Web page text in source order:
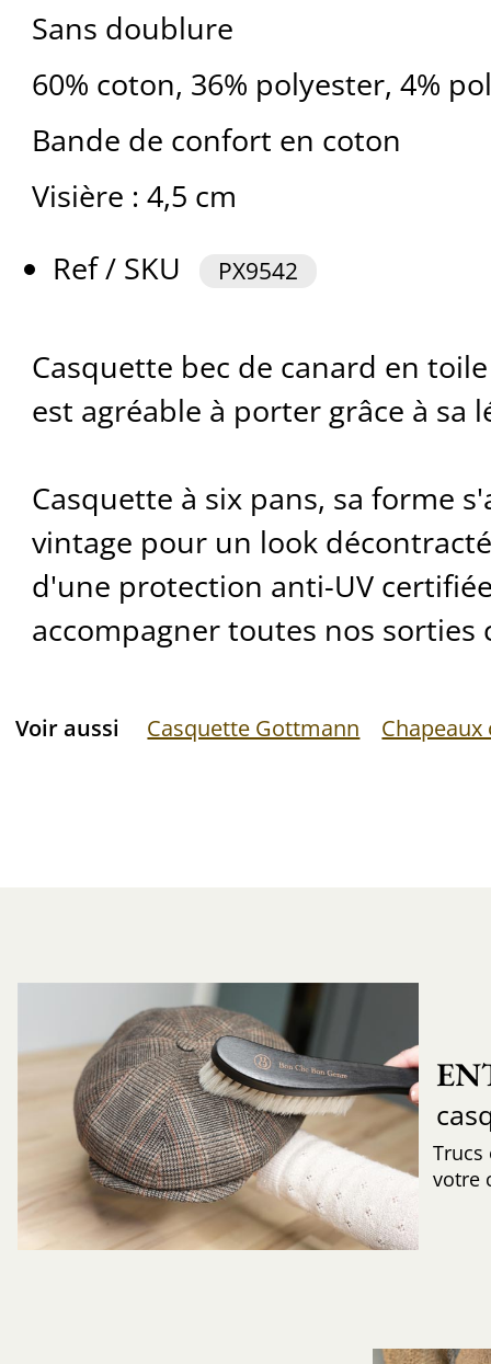
Sans doublure
60% coton, 36% polyester, 4%
Bande de confort en coton
Visière : 4,5 cm
Ref / SKU
PX9542
Casquette bec de canard en
est agréable à porter grâce à sa
Casquette à six pans, sa forme
vintage pour un look
d'une protection anti-UV
accompagner toutes nos sorties
Voir aussi Casquette Gottmann
votre